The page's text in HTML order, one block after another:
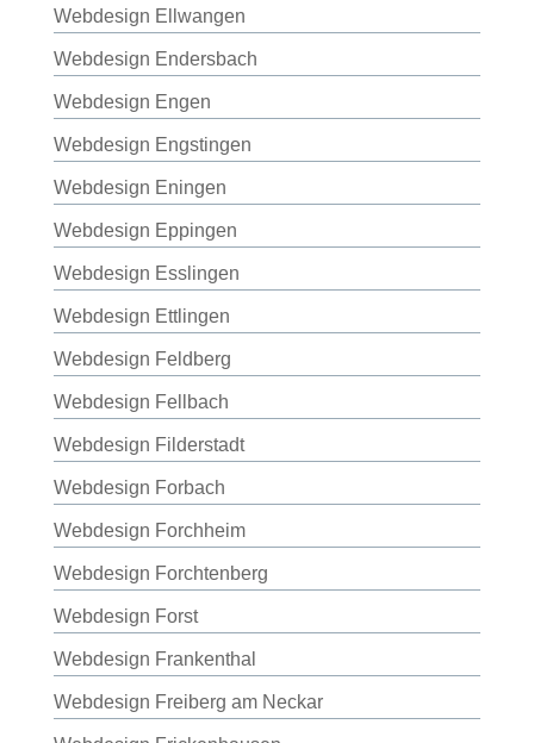
Webdesign Ellwangen
Webdesign Endersbach
Webdesign Engen
Webdesign Engstingen
Webdesign Eningen
Webdesign Eppingen
Webdesign Esslingen
Webdesign Ettlingen
Webdesign Feldberg
Webdesign Fellbach
Webdesign Filderstadt
Webdesign Forbach
Webdesign Forchheim
Webdesign Forchtenberg
Webdesign Forst
Webdesign Frankenthal
Webdesign Freiberg am Neckar